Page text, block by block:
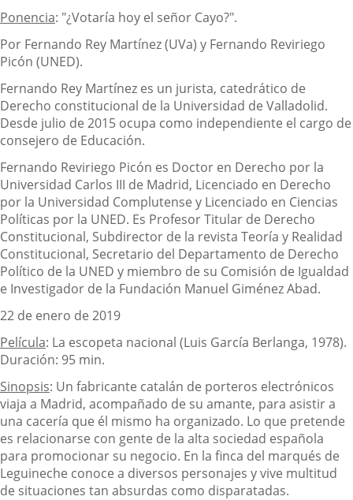
Ponencia: "¿Votaría hoy el señor Cayo?".
Por Fernando Rey Martínez (UVa) y Fernando Reviriego
Picón (UNED).
Fernando Rey Martínez es un jurista, catedrático de
Derecho constitucional de la Universidad de Valladolid.
Desde julio de 2015 ocupa como independiente el cargo de
consejero de Educación.
Fernando Reviriego Picón es Doctor en Derecho por la
Universidad Carlos III de Madrid, Licenciado en Derecho
por la Universidad Complutense y Licenciado en Ciencias
Políticas por la UNED. Es Profesor Titular de Derecho
Constitucional, Subdirector de la revista Teoría y Realidad
Constitucional, Secretario del Departamento de Derecho
Político de la UNED y miembro de su Comisión de Igualdad
e Investigador de la Fundación Manuel Giménez Abad.
22 de enero de 2019
Película: La escopeta nacional (Luis García Berlanga, 1978).
Duración: 95 min.
Sinopsis: Un fabricante catalán de porteros electrónicos
viaja a Madrid, acompañado de su amante, para asistir a
una cacería que él mismo ha organizado. Lo que pretende
es relacionarse con gente de la alta sociedad española
para promocionar su negocio. En la finca del marqués de
Leguineche conoce a diversos personajes y vive multitud
de situaciones tan absurdas como disparatadas.